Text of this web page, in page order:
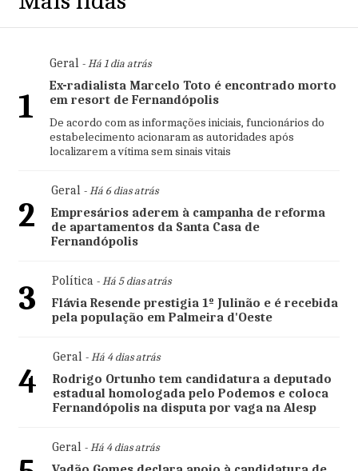
1
Geral- Há 1 dia atrás
Ex-radialista Marcelo Toto é encontrado morto
em resort de Fernandópolis
De acordo com as informações iniciais, funcionários do
estabelecimento acionaram as autoridades após
localizarem a vítima sem sinais vitais
2
Geral- Há 6 dias atrás
Empresários aderem à campanha de reforma
de apartamentos da Santa Casa de
Fernandópolis
3 Política- Há 5 dias atrás
Flávia Resende prestigia 1º Julinão e é recebida
pela população em Palmeira d'Oeste
4
Geral- Há 4 dias atrás
Rodrigo Ortunho tem candidatura a deputado
estadual homologada pelo Podemos e coloca
Fernandópolis na disputa por vaga na Alesp
Geral- Há 4 dias atrás